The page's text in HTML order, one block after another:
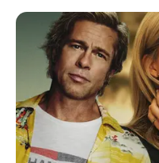
укр рус
Главная /Новости/